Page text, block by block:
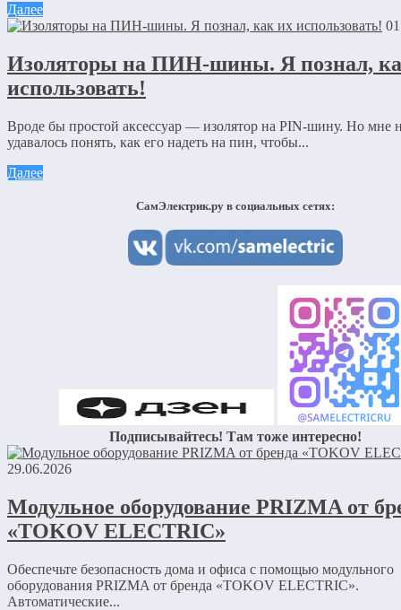
Далее
Изоляторы на ПИН-шины. Я познал,
использовать!
Вроде бы простой аксессуар — изолятор на PIN-шину. Но мне
удавалось понять, как его надеть на пин, чтобы...
Далее
СамЭлектрик.ру в социальных сетях:
Подписывайтесь! Там тоже интересно!
29.06.2026
Модульное оборудование PRIZMA от
«TOKOV ELECTRIC»
Обеспечьте безопасность дома и офиса с помощью модульного
оборудования PRIZMA от бренда «TOKOV ELECTRIC».
Автоматические...